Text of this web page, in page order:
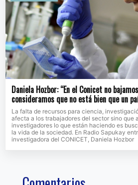
Daniela Hozbor: “En el Conicet no
consideramos que no está bien que un
La falta de recursos para ciencia,
afecta a los trabajadores del sector sino que
investigadores lo que están haciendo es
la vida de la sociedad. En Radio Sapukay
investigadora del CONICET, Daniela Hozbor